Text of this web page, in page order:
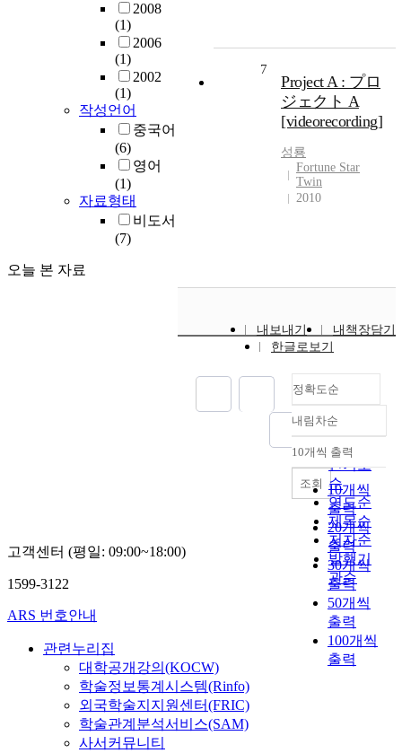
2008
(1)
2006
(1)
2002
(1)
작성언어
중국어
(6)
영어
(1)
자료형태
비도서
(7)
오늘 본 자료
7
Project A : プロ
ジェクト A
[videorecording]
성룡
Fortune Star
Twin
2010
내보내기
내책장담기
한글로보기
정확도순
정확도
순
인기도
순
연도순
제목순
저자순
발행기
관순
내림차순
내림차순
10개씩 출력
10개씩
출력
20개씩
출력
30개씩
출력
50개씩
출력
100개씩
출력
조회
고객센터 (평일: 09:00~18:00)
1599-3122
ARS 번호안내
관련누리집
대학공개강의(KOCW)
학술정보통계시스템(Rinfo)
외국학술지지원센터(FRIC)
학술관계분석서비스(SAM)
사서커뮤니티